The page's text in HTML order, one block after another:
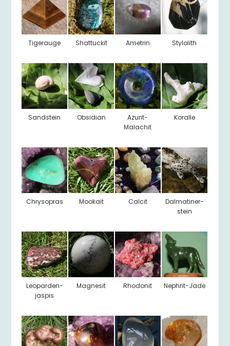
Tigerauge Shattuckit Ametrin Stylolith
Sandstein Obsidian
Azurit-
Malachit
Koralle
Chrysopras Mookait Calcit
Dalmatiner-
stein
Leoparden-
jaspis
Magnesit Rhodonit Nephrit-Jade